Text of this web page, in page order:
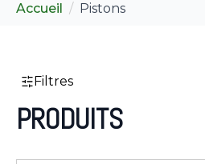
Accueil Pistons
Filtres
PRODUITS